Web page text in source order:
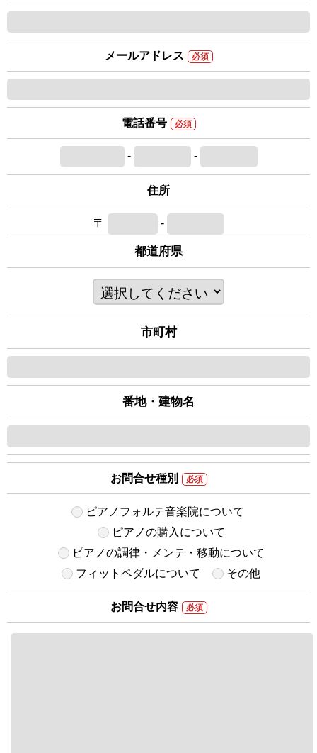
メールアドレス 必須
電話番号 必須
- -
住所
〒 -
都道府県
市町村
番地・建物名
お問合せ種別 必須
ピアノフォルテ音楽院について
ピアノの購入について
ピアノの調律・メンテ・移動について
フィットペダルについて
その他
お問合せ内容 必須